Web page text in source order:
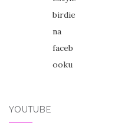
YOUTUBE